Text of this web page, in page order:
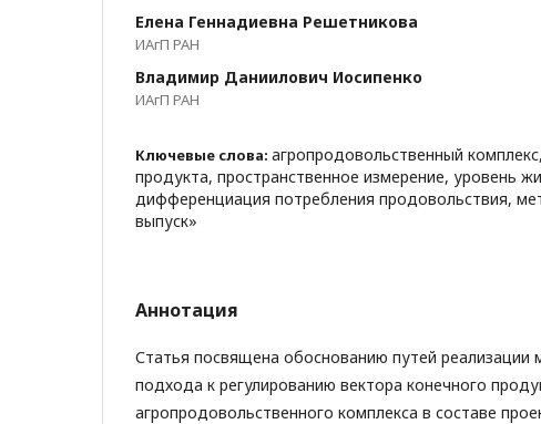
Елена Геннадиевна Решетникова
ИАгП РАН
Владимир Даниилович Иосипенко
ИАгП РАН
Ключевые слова: агропродовольственный
продукта, пространственное измерение, уровень
дифференциация потребления продовольствия,
выпуск»
Аннотация
Статья посвящена обоснованию путей реализации
подхода к регулированию вектора конечного
агропродовольственного комплекса в составе